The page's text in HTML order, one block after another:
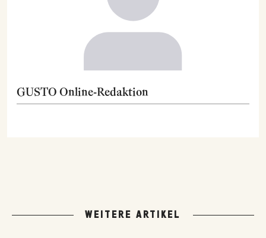
GUSTO Online-Redaktion
WEITERE ARTIKEL